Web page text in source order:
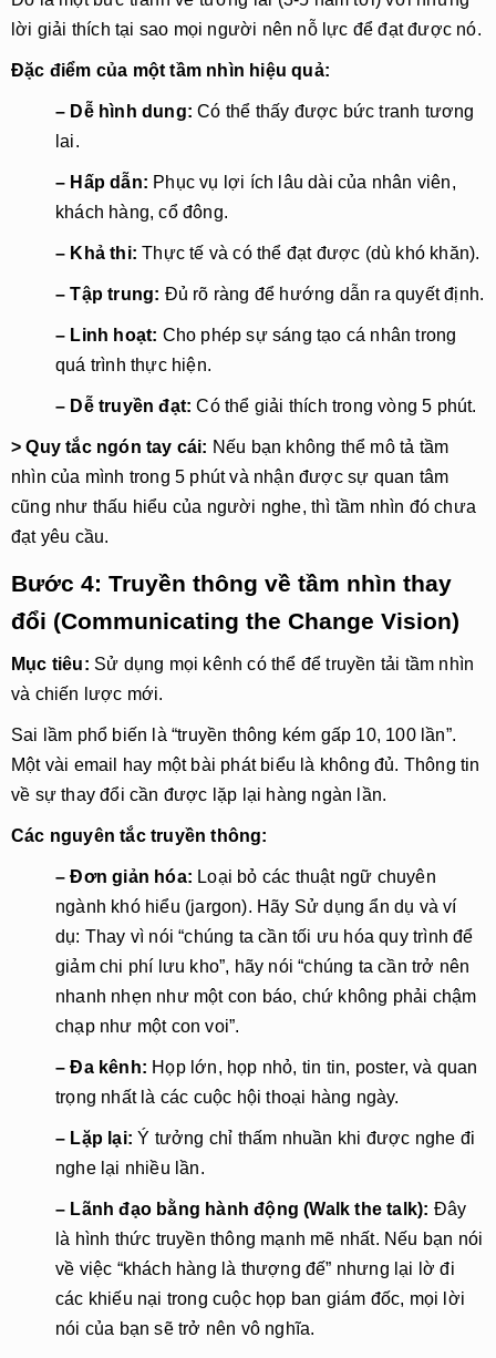
lời giải thích tại sao mọi người nên nỗ lực để đạt được nó.
Đặc điểm của một tầm nhìn hiệu quả:
– Dễ hình dung: Có thể thấy được bức tranh tương
lai.
– Hấp dẫn: Phục vụ lợi ích lâu dài của nhân viên,
khách hàng, cổ đông.
– Khả thi: Thực tế và có thể đạt được (dù khó khăn).
– Tập trung: Đủ rõ ràng để hướng dẫn ra quyết định.
– Linh hoạt: Cho phép sự sáng tạo cá nhân trong
quá trình thực hiện.
– Dễ truyền đạt: Có thể giải thích trong vòng 5 phút.
> Quy tắc ngón tay cái: Nếu bạn không thể mô tả tầm
nhìn của mình trong 5 phút và nhận được sự quan tâm
cũng như thấu hiểu của người nghe, thì tầm nhìn đó chưa
đạt yêu cầu.
Bước 4: Truyền thông về tầm nhìn thay
đổi (Communicating the Change Vision)
Mục tiêu: Sử dụng mọi kênh có thể để truyền tải tầm nhìn
và chiến lược mới.
Sai lầm phổ biến là “truyền thông kém gấp 10, 100 lần”.
Một vài email hay một bài phát biểu là không đủ. Thông tin
về sự thay đổi cần được lặp lại hàng ngàn lần.
Các nguyên tắc truyền thông:
– Đơn giản hóa: Loại bỏ các thuật ngữ chuyên
ngành khó hiểu (jargon). Hãy Sử dụng ẩn dụ và ví
dụ: Thay vì nói “chúng ta cần tối ưu hóa quy trình để
giảm chi phí lưu kho”, hãy nói “chúng ta cần trở nên
nhanh nhẹn như một con báo, chứ không phải chậm
chạp như một con voi”.
– Đa kênh: Họp lớn, họp nhỏ, tin tin, poster, và quan
trọng nhất là các cuộc hội thoại hàng ngày.
– Lặp lại: Ý tưởng chỉ thấm nhuần khi được nghe đi
nghe lại nhiều lần.
– Lãnh đạo bằng hành động (Walk the talk): Đây
là hình thức truyền thông mạnh mẽ nhất. Nếu bạn nói
về việc “khách hàng là thượng đế” nhưng lại lờ đi
các khiếu nại trong cuộc họp ban giám đốc, mọi lời
nói của bạn sẽ trở nên vô nghĩa.